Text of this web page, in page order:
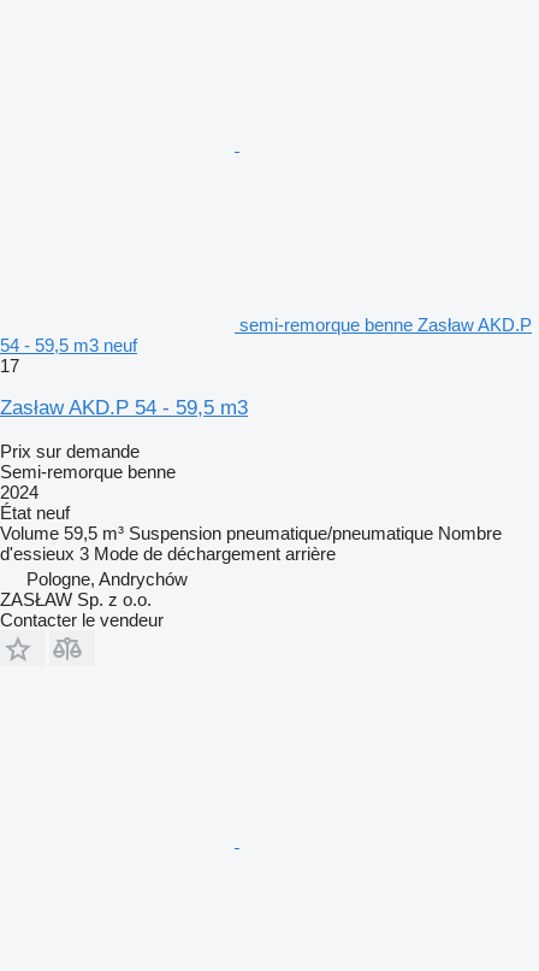
semi-remorque benne Zasław AKD.P
54 - 59,5 m3 neuf
17
Zasław AKD.P 54 - 59,5 m3
Prix sur demande
Semi-remorque benne
2024
État neuf
Volume 59,5 m³ Suspension pneumatique/pneumatique Nombre
d'essieux 3 Mode de déchargement arrière
Pologne, Andrychów
ZASŁAW Sp. z o.o.
Contacter le vendeur